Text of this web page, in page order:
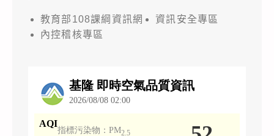
教育部108課綱資訊網
資訊安全專區
內控稽核專區